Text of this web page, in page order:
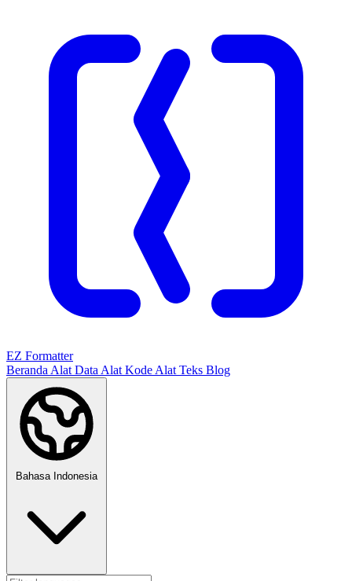
EZ Formatter
Beranda Alat Data Alat Kode Alat Teks Blog
Bahasa Indonesia